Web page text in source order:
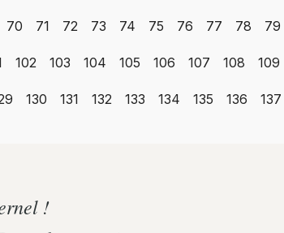
70 71 72 73 74 75 76 77 78 79
102 103 104 105 106 107 108 109
130 131 132 133 134 135 136 137
!